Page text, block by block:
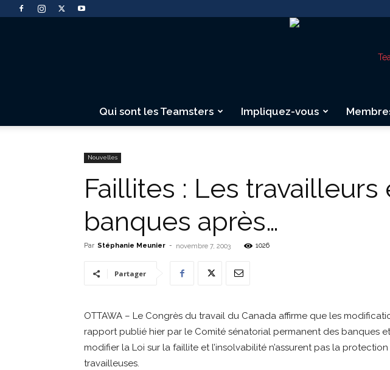
Qui sont les Teamsters Impliquez-vous
Nouvelles
Faillites : Les
banques après…
Par Stéphanie Meunier - novembre 7, 2003 1026
Partager
OTTAWA – Le Congrès du travail du Canada affirme que les
rapport publié hier par le Comité sénatorial permanent des banques
modifier la Loi sur la faillite et l’insolvabilité n’assurent pas la
travailleuses.